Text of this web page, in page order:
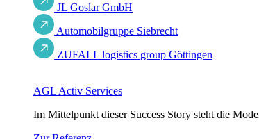
JL Goslar GmbH
Automobilgruppe Siebrecht
ZUFALL logistics group Göttingen
AGL Activ Services
Im Mittelpunkt dieser Success Story steht die